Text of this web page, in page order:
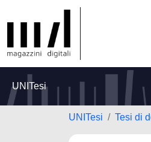
UNITesi
UNITesi Tesi di